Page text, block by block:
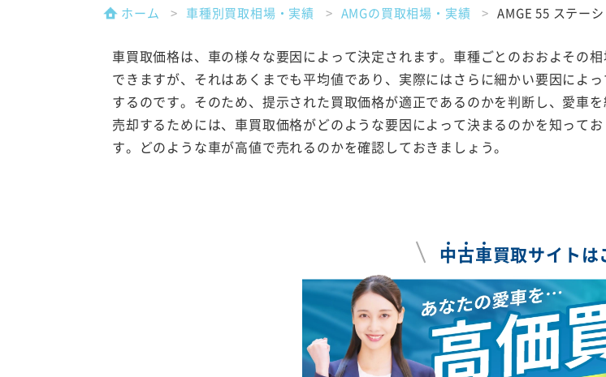
ホーム 車種別買取相場・実績 AMGの買取相場・実績 AMGE 55 ステー
車買取価格は、車の様々な要因によって決定されます。車種ごとのおおよその
できますが、それはあくまでも平均値であり、実際にはさらに細かい要因によ
するのです。そのため、提示された買取価格が適正であるのかを判断し、愛車
売却するためには、車買取価格がどのような要因によって決まるのかを知って
す。どのような車が高値で売れるのかを確認しておきましょう。
中古車買取サイトは